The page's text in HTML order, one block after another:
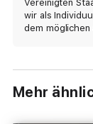
Vereinigten
wir als
dem
Einiger Mange
Mehr